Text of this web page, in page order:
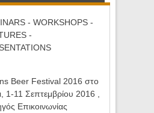
- WORKSHOPS -
-
Beer Festival 2016 στο
1-11 Σεπτεμβρίου 2016 ,
Επικοινωνίας